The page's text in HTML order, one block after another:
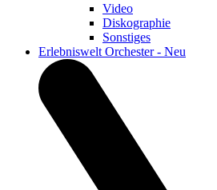
Video
Diskographie
Sonstiges
Erlebniswelt Orchester - Neu